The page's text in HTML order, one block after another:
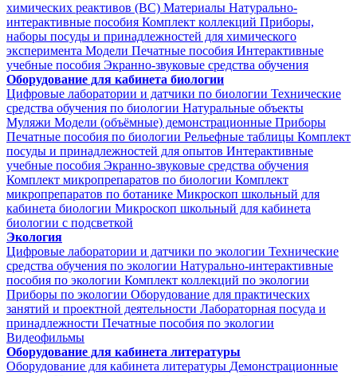
химических реактивов (ВС) Материалы Натурально-
интерактивные пособия Комплект коллекций Приборы,
наборы посуды и принадлежностей для химического
эксперимента Модели Печатные пособия Интерактивные
учебные пособия Экранно-звуковые средства обучения
Оборудование для кабинета биологии
Цифровые лаборатории и датчики по биологии Технические
средства обучения по биологии Натуральные объекты
Муляжи Модели (объёмные) демонстрационные Приборы
Печатные пособия по биологии Рельефные таблицы Комплект
посуды и принадлежностей для опытов Интерактивные
учебные пособия Экранно-звуковые средства обучения
Комплект микропрепаратов по биологии Комплект
микропрепаратов по ботанике Микроскоп школьный для
кабинета биологии Микроскоп школьный для кабинета
биологии с подсветкой
Экология
Цифровые лаборатории и датчики по экологии Технические
средства обучения по экологии Натурально-интерактивные
пособия по экологии Комплект коллекций по экологии
Приборы по экологии Оборудование для практических
занятий и проектной деятельности Лабораторная посуда и
принадлежности Печатные пособия по экологии
Видеофильмы
Оборудование для кабинета литературы
Оборудование для кабинета литературы Демонстрационные